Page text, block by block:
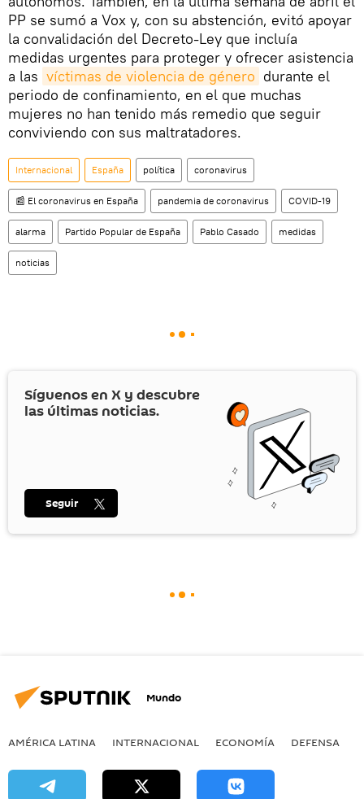
PP se sumó a Vox y, con su abstención, evitó apoyar
la convalidación del Decreto-Ley que incluía
medidas urgentes para proteger y ofrecer asistencia
a las víctimas de violencia de género durante el
periodo de confinamiento, en el que muchas
mujeres no han tenido más remedio que seguir
conviviendo con sus maltratadores.
Internacional España política coronavirus
📰 El coronavirus en España pandemia de coronavirus COVID-19
alarma Partido Popular de España Pablo Casado medidas
noticias
Síguenos en X y descubre
las últimas noticias.
Seguir
Mundo
AMÉRICA LATINA INTERNACIONAL ECONOMÍA DEFENSA